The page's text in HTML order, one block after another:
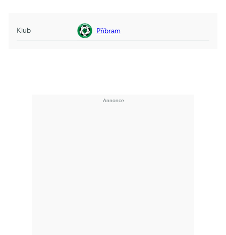
Klub Příbram